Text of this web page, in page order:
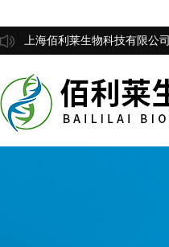
上海佰利莱生物科技有限公司